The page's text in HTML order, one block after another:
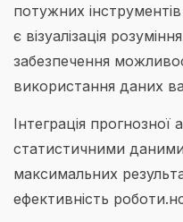
потужних
є візуалізація
забезпечення
використання даних
Інтеграція
статистичними
максимальних
ефективність